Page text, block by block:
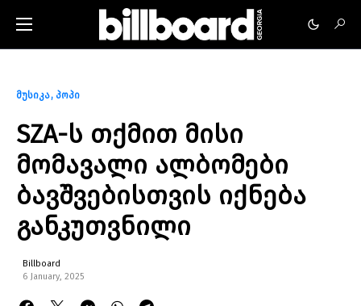
მუსიკა პოპი
SZA-ს თქმით მისი
მომავალი ალბომები
ბავშვებისთვის იქნება
განკუთვნილი
Billboard
6 January, 2025